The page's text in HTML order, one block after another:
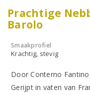
Prachtige
Barolo
Smaakprofiel
Krachtig, stevig
Door Conterno
Gerijpt in vaten van